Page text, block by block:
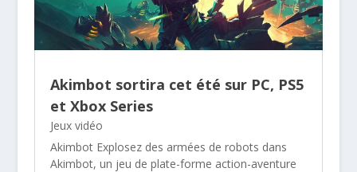
Akimbot sortira cet été sur PC, PS5
et Xbox Series
Jeux vidéo
Akimbot Explosez des armées de robots dans
Akimbot, un jeu de plate-forme action-aventure